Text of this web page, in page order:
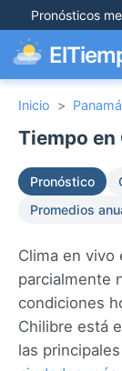
Pronósticos
Inicio > Panamá
Tiempo
Pronóstico
Promedios
Clima en vivo
parcialmente
condiciones
Chilibre está
las